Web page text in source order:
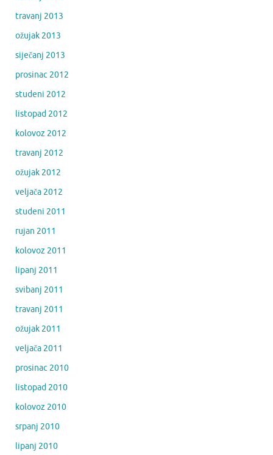
travanj 2013
ožujak 2013
siječanj 2013
prosinac 2012
studeni 2012
listopad 2012
kolovoz 2012
travanj 2012
ožujak 2012
veljača 2012
studeni 2011
rujan 2011
kolovoz 2011
lipanj 2011
svibanj 2011
travanj 2011
ožujak 2011
veljača 2011
prosinac 2010
listopad 2010
kolovoz 2010
srpanj 2010
lipanj 2010